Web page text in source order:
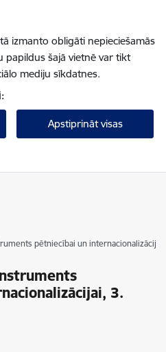
izmanto obligāti nepieciešamās
papildus šajā vietnē var tikt
mediju sīkdatnes.
Apstiprināt visas
pētniecībai un internacionalizācijai,
3.